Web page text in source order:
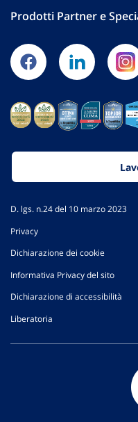
Prodotti Partner e
D. lgs. n.24 del 10 marzo 2023
Privacy
Dichiarazione dei cookie
Informativa Privacy del sito
Dichiarazione di accessibilità
Liberatoria